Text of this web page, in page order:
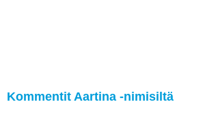
Kommentit Aartina -nimisiltä